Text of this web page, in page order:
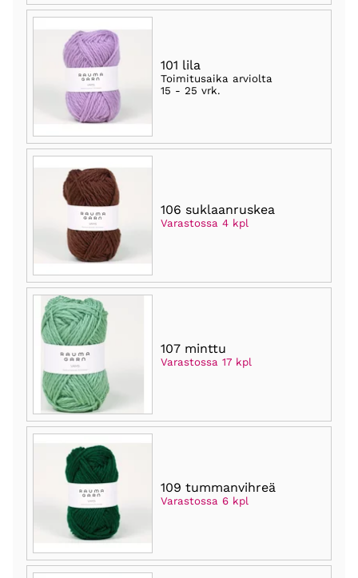
101 lila
Toimitusaika arviolta
15 - 25 vrk.
106 suklaanruskea
Varastossa 4 kpl
107 minttu
Varastossa 17 kpl
109 tummanvihreä
Varastossa 6 kpl